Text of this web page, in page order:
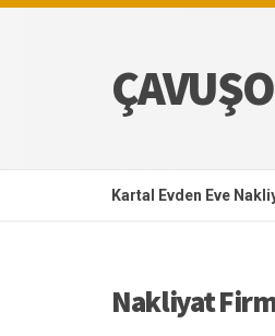
Kartal Evden Eve
Nakliyat